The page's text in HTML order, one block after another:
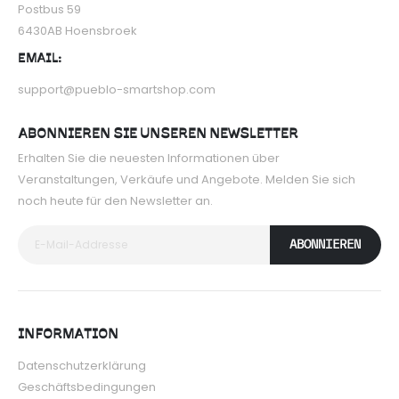
Postbus 59
6430AB Hoensbroek
EMAIL:
support@pueblo-smartshop.com
ABONNIEREN SIE UNSEREN NEWSLETTER
Erhalten Sie die neuesten Informationen über
Veranstaltungen, Verkäufe und Angebote. Melden Sie sich
noch heute für den Newsletter an.
ABONNIEREN
INFORMATION
Datenschutzerklärung
Geschäftsbedingungen